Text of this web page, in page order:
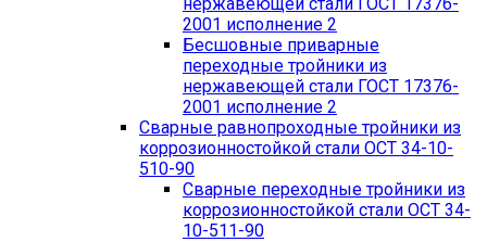
2001 исполнение 2
Бесшовные приварные
переходные тройники из
нержавеющей стали ГОСТ 17376-
2001 исполнение 2
Сварные равнопроходные тройники из
коррозионностойкой стали ОСТ 34-10-
510-90
Сварные переходные тройники из
коррозионностойкой стали ОСТ 34-
10-511-90